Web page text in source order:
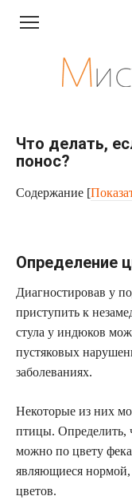
Что делать,
понос?
Содержание [
Определение
Диагностировав у
приступить к
стула у индюков
пустяковых
заболеваниях.
Некоторые из них
птицы. Определить,
можно по цвету
являющиеся нормой,
цветов.